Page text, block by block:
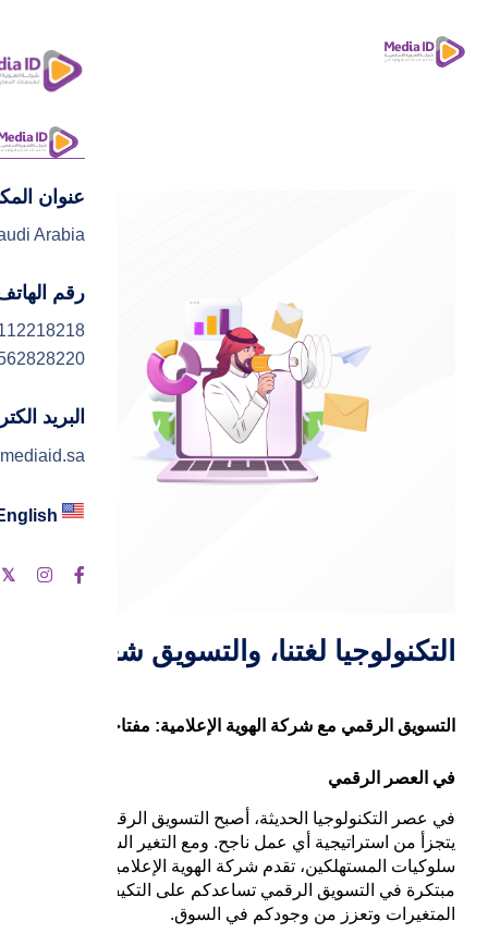
عنوان
Arabia
رقم
البريد
التكنولوجيا لغتنا، والتسويق شغفنا
التسويق الرقمي مع شركة الهوية الإعلامية: مفتاحك للنجاح
في العصر الرقمي
في عصر التكنولوجيا الحديثة، أصبح التسويق الرقمي جزءاً لا
يتجزأ من استراتيجية أي عمل ناجح. ومع التغير السريع في
سلوكيات المستهلكين، تقدم شركة الهوية الإعلامية حلولاً
مبتكرة في التسويق الرقمي تساعدكم على التكيف مع هذه
المتغيرات وتعزز من وجودكم في السوق.